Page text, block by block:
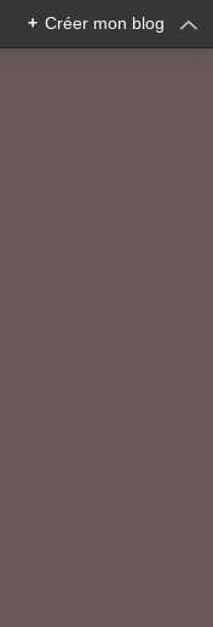
+ Créer mon blog